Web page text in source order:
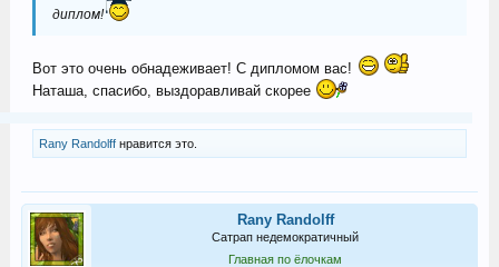
диплом!
Вот это очень обнадеживает! С дипломом вас!
Наташа, спасибо, выздоравливай скорее
Rany Randolffнравится это.
Rany Randolff
Сатрап недемократичный
Главная по ёлочкам